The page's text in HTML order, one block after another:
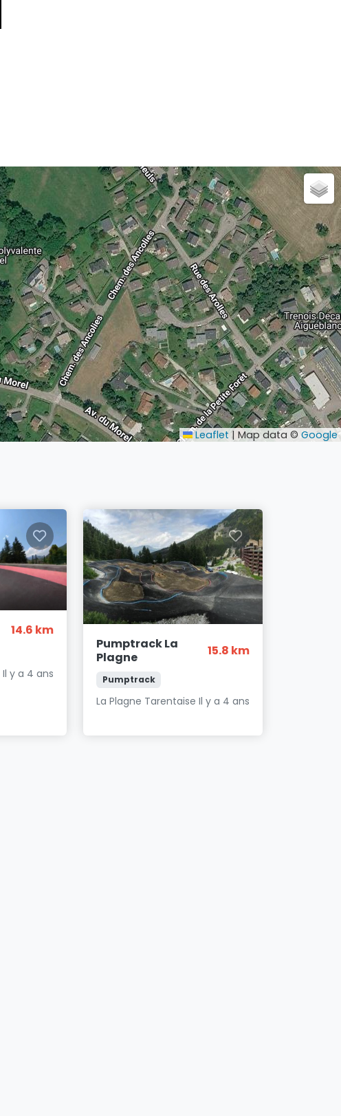
Leaflet | Map data © Google
14.6 km
Il y a 4 ans
Pumptrack La
Plagne
15.8 km
Pumptrack
La Plagne Tarentaise Il y a 4 ans